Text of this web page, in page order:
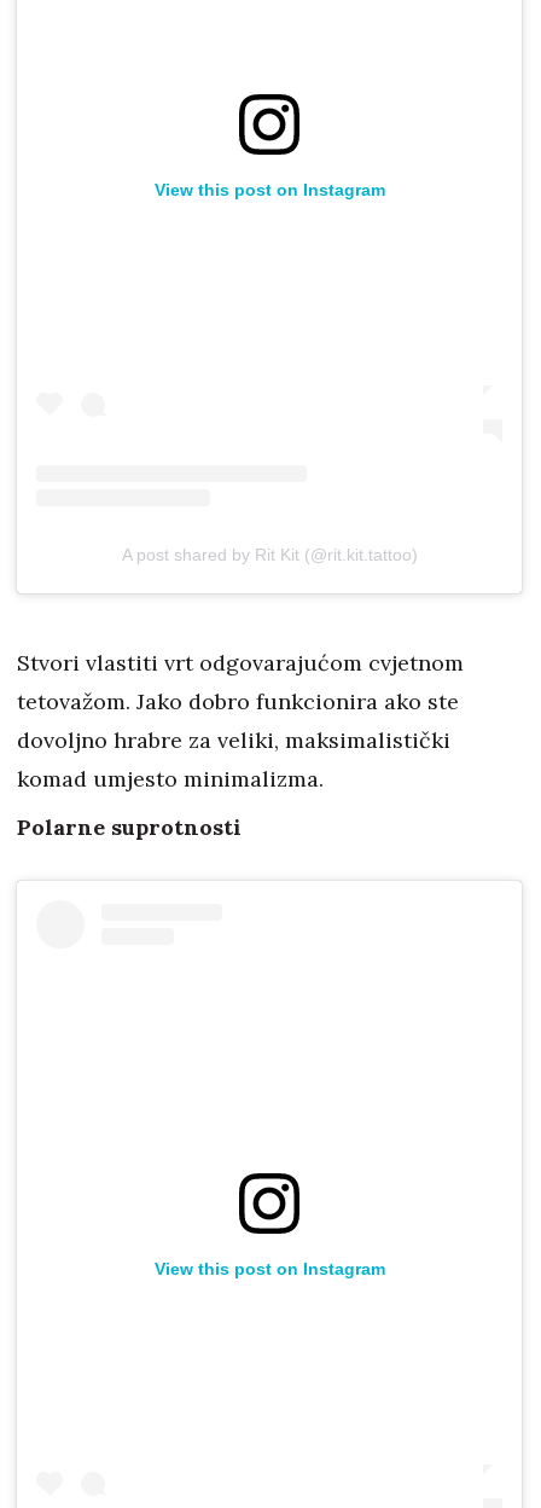
View this post on Instagram
A post shared by Rit Kit (@rit.kit.tattoo)
Stvori vlastiti vrt odgovarajućom cvjetnom
tetovažom. Jako dobro funkcionira ako ste
dovoljno hrabre za veliki, maksimalistički
komad umjesto minimalizma.
Polarne suprotnosti
View this post on Instagram